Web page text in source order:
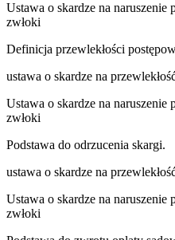
Ustawa o skardze na
zwłoki
Definicja przewlekłości
ustawa o skardze na
Ustawa o skardze na
zwłoki
Podstawa do odrzucenia skargi.
ustawa o skardze na
Ustawa o skardze na
zwłoki